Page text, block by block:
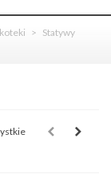
> Statywy